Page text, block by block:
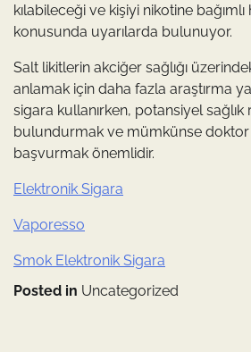
kılabileceği ve kişiyi nikotine
konusunda uyarılarda bulunuyor.
Salt likitlerin akciğer sağlığı
anlamak için daha fazla araştırma
sigara kullanırken, potansiyel
bulundurmak ve mümkünse
başvurmak önemlidir.
Elektronik Sigara
Vaporesso
Smok Elektronik Sigara
Posted in Uncategorized